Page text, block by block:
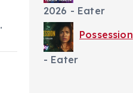
2026 - Eater
Possession
- Eater